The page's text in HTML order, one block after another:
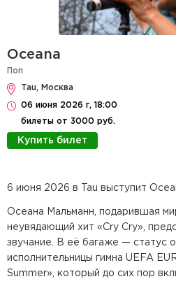
Oceana
Поп
Tau, Москва
06 июня 2026 г, 18:00
билеты от 3000 руб.
Купить билет
6 июня 2026 в Tau выступит
Осеана Мальманн, подарившая
неувядающий хит «Cry Cry»,
звучание. В её багаже — статус
исполнительницы гимна UEFA
Summer», который до сих пор